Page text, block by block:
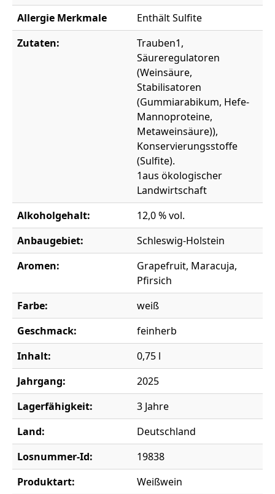
Allergie Merkmale
Enthält Sulfite
Zutaten:
Trauben1,
Säureregulatoren
(Weinsäure,
Stabilisatoren
(Gummiarabikum, Hefe-
Mannoproteine,
Metaweinsäure)),
Konservierungsstoffe
(Sulfite).
1aus ökologischer
Landwirtschaft
Alkoholgehalt:
12,0 % vol.
Anbaugebiet:
Schleswig-Holstein
Aromen:
Grapefruit, Maracuja,
Pfirsich
Farbe:
weiß
Geschmack:
feinherb
Inhalt:
0,75 l
Jahrgang:
2025
Lagerfähigkeit:
3 Jahre
Land:
Deutschland
Losnummer-Id:
19838
Produktart:
Weißwein